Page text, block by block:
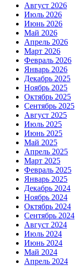
Август 2026
Июль 2026
Июнь 2026
Май 2026
Апрель 2026
Март 2026
Февраль 2026
Январь 2026
Декабрь 2025
Ноябрь 2025
Октябрь 2025
Сентябрь 2025
Август 2025
Июль 2025
Июнь 2025
Май 2025
Апрель 2025
Март 2025
Февраль 2025
Январь 2025
Декабрь 2024
Ноябрь 2024
Октябрь 2024
Сентябрь 2024
Август 2024
Июль 2024
Июнь 2024
Май 2024
Апрель 2024